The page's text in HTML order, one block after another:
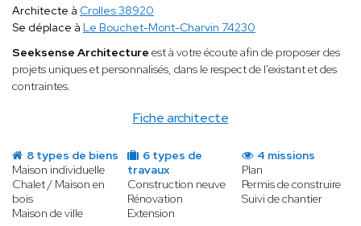
Fiche architecte
Architecte à Crolles 38920
Se déplace à Le Bouchet-Mont-Charvin 74230
Seeksense Architecture est à votre écoute afin de proposer des
projets uniques et personnalisés, dans le respect de l'existant et des
contraintes.
8 types de biens
Maison individuelle
Chalet / Maison en
bois
Maison de ville
6 types de
travaux
Construction neuve
Rénovation
Extension
4 missions
Plan
Permis de construire
Suivi de chantier